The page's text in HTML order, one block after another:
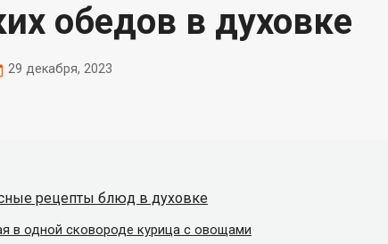
обедов в духовке
29 декабря, 2023
рецепты блюд в духовке
в одной сковороде курица с овощами